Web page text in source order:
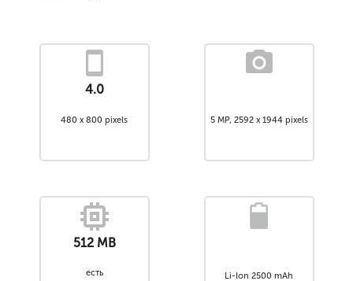
4.0
480 x 800 pixels 5 MP, 2592 х 1944 pixels
512 MB
есть Li-Ion 2500 mAh